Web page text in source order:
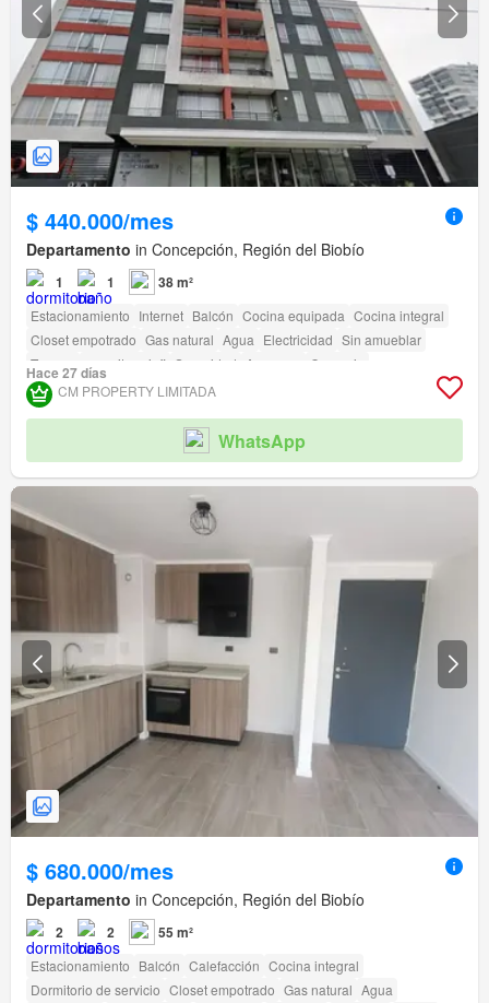
$ 440.000/mes
Departamento in Concepción, Región del Biobío
1 1 38 m²
Estacionamiento Internet Balcón Cocina equipada Cocina integral
Closet empotrado Gas natural Agua Electricidad Sin amueblar
Terraza
amenity_wi_fi Seguridad Ascensor
Conserje
Acceso para personas con discapacidad
Hace 27 días
CM PROPERTY LIMITADA
WhatsApp
$ 680.000/mes
Departamento in Concepción, Región del Biobío
2 2 55 m²
Estacionamiento Balcón Calefacción Cocina integral
Dormitorio de servicio Closet empotrado Gas natural Agua